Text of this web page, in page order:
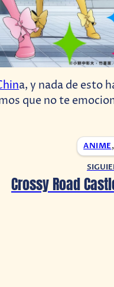
a, y nada de esto
que no te
ANIME,